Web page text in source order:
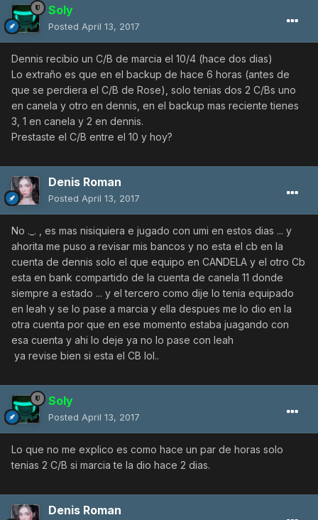
Soly
Posted April 13, 2017
Dennis recibio un C/B de marcia el 10/4 (hace dos dias)
Lo extraño es que en el backup de hace 6 horas (antes de
que se perdiera el C/B de Rose), solo tenias dos 2 C/Bs uno
en canela y otro en dennis, en el backup mas reciente tienes
3, 1 en canela y 2 en dennis.
Prestaste el C/B entre el 10 y hoy?
Denis Roman
Posted April 13, 2017
No ._. , es mas nisiquiera e jugado con umi en estos dias ... y
ahorita me puso a revisar mis bancos y no esta el cb en la
cuenta de dennis solo el que equipo en CANDELA y el otro Cb
esta en bank compartido de la cuenta de canela 11 donde
siempre a estado ... y el tercero como dije lo tenia equipado
en leah y se lo pase a marcia y ella despues me lo dio en la
otra cuenta por que en ese momento estaba juagando con
esa cuenta y ahi lo deje ya no lo pase con leah
ya revise bien si esta el CB lol..
Soly
Posted April 13, 2017
Lo que no me explico es como hace un par de horas solo
tenias 2 C/B si marcia te la dio hace 2 dias.
Denis Roman